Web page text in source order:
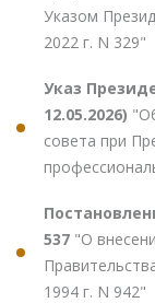
Указом
2022 г. N 329"
Указ
12.05.2026)
совета при
537 "О
1994 г. N 942"